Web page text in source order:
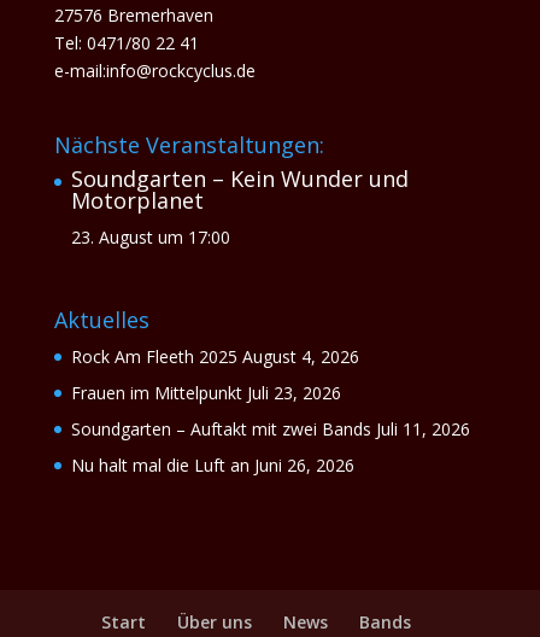
27576 Bremerhaven
Tel: 0471/80 22 41
e-mail:info@rockcyclus.de
Nächste Veranstaltungen:
Soundgarten – Kein Wunder und
Motorplanet
23. August um 17:00
Aktuelles
Rock Am Fleeth 2025 August 4, 2026
Frauen im Mittelpunkt Juli 23, 2026
Soundgarten – Auftakt mit zwei Bands Juli 11, 2026
Nu halt mal die Luft an Juni 26, 2026
Start Über uns News Bands